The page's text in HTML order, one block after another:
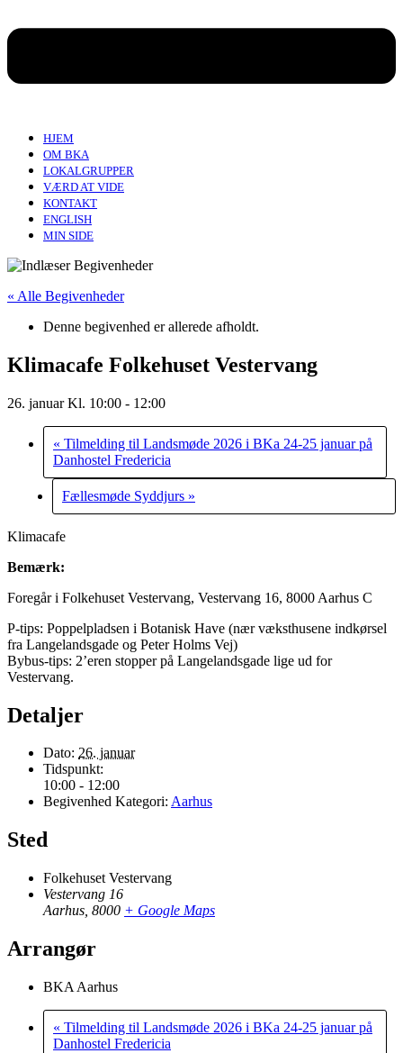
HJEM
OM BKA
LOKALGRUPPER
VÆRD AT VIDE
KONTAKT
ENGLISH
MIN SIDE
« Alle Begivenheder
Denne begivenhed er allerede afholdt.
Klimacafe Folkehuset Vestervang
26. januar Kl. 10:00 - 12:00
« Tilmelding til Landsmøde 2026 i BKa 24-25 januar på
Danhostel Fredericia
Fællesmøde Syddjurs »
Klimacafe
Bemærk:
Foregår i Folkehuset Vestervang, Vestervang 16, 8000 Aarhus C
P-tips: Poppelpladsen i Botanisk Have (nær væksthusene indkørsel
fra Langelandsgade og Peter Holms Vej)
Bybus-tips: 2’eren stopper på Langelandsgade lige ud for
Vestervang.
Detaljer
Dato: 26. januar
Tidspunkt:
10:00 - 12:00
Begivenhed Kategori: Aarhus
Sted
Folkehuset Vestervang
Vestervang 16
Aarhus 8000 + Google Maps
Arrangør
BKA Aarhus
« Tilmelding til Landsmøde 2026 i BKa 24-25 januar på
Danhostel Fredericia